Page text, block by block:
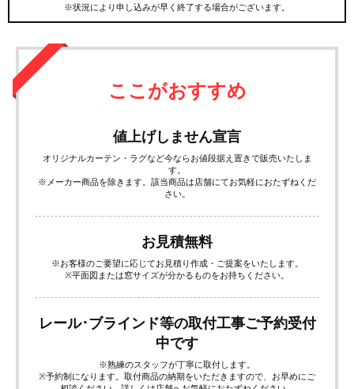
※状況により申し込みが早く終了する場合がございます。
ここがおすすめ
値上げしません宣言
オリジナルカーテン・ラグなど今ならお値段据え置きで販売いたしま
す。
※メーカー商品を除きます。該当商品は店舗にてお気軽におたずねくだ
さい。
お見積無料
※お客様のご要望に応じてお見積り作成・ご提案をいたします。
※平面図または窓サイズが分かるものをお持ちください。
レール･ブラインド等の取付工事ご予約受付
中です
※熟練のスタッフが丁寧に取付します。
※予約制になります。取付商品の納期をいただきますので、お早めにご